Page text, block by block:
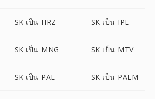
SK เป็น HRZ SK เป็น IPL
SK เป็น MNG SK เป็น MTV
SK เป็น PAL SK เป็น PALM